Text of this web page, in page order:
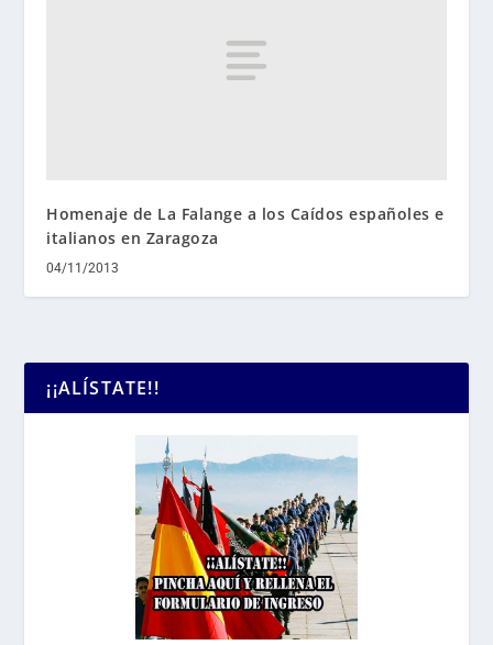
Homenaje de La Falange a los Caídos españoles e
italianos en Zaragoza
04/11/2013
¡¡ALÍSTATE!!